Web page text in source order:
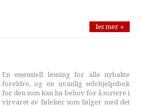
les mer »
En essensiell lesning for alle nybakte
foreldre, og en uvanlig selvhjelpsbok
for den som kan ha behov for å sortere i
virvaret av følelser som følger med det